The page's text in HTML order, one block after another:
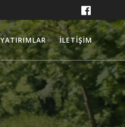
YATIRIMLAR İLETİŞİM